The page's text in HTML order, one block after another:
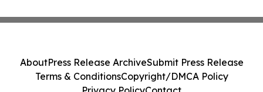
AboutPress Release ArchiveSubmit Press Release
Terms & ConditionsCopyright/DMCA Policy